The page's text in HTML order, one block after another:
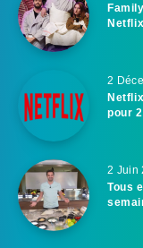
Netflix
2
pour
2 Juin
Tous